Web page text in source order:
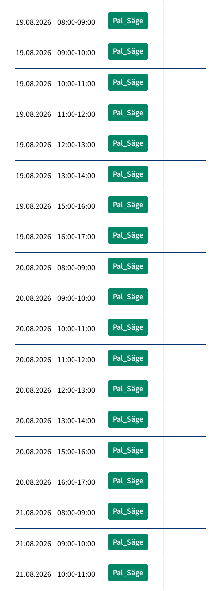
19.08.2026 08:00-09:00 Pal_Säge
19.08.2026 09:00-10:00 Pal_Säge
19.08.2026 10:00-11:00 Pal_Säge
19.08.2026 11:00-12:00 Pal_Säge
19.08.2026 12:00-13:00 Pal_Säge
19.08.2026 13:00-14:00 Pal_Säge
19.08.2026 15:00-16:00 Pal_Säge
19.08.2026 16:00-17:00 Pal_Säge
20.08.2026 08:00-09:00 Pal_Säge
20.08.2026 09:00-10:00 Pal_Säge
20.08.2026 10:00-11:00 Pal_Säge
20.08.2026 11:00-12:00 Pal_Säge
20.08.2026 12:00-13:00 Pal_Säge
20.08.2026 13:00-14:00 Pal_Säge
20.08.2026 15:00-16:00 Pal_Säge
20.08.2026 16:00-17:00 Pal_Säge
21.08.2026 08:00-09:00 Pal_Säge
21.08.2026 09:00-10:00 Pal_Säge
21.08.2026 10:00-11:00 Pal_Säge